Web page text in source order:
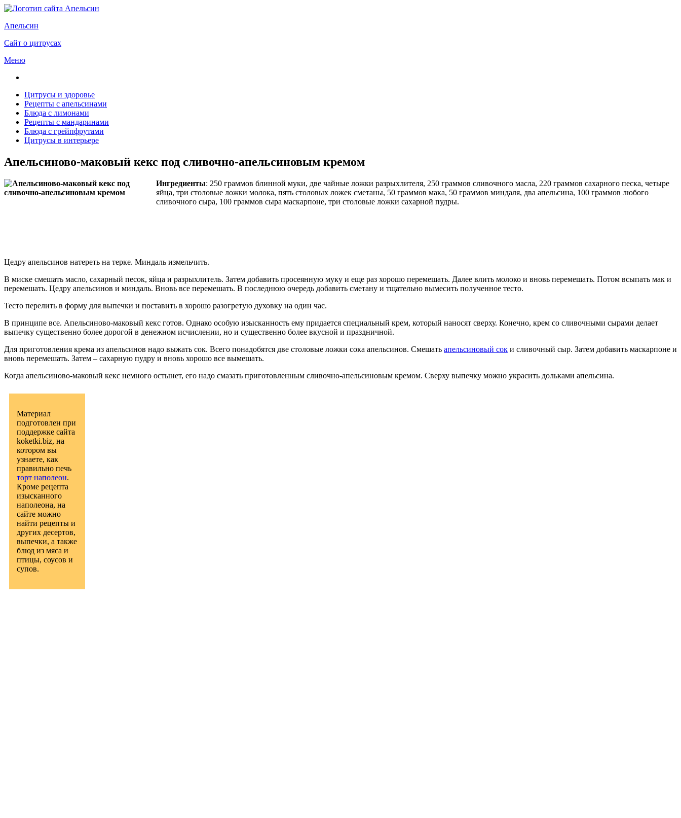
Апельсин
Сайт о цитрусах
Меню
Цитрусы и здоровье
Рецепты с апельсинами
Блюда с лимонами
Рецепты с мандаринами
Блюда с грейпфрутами
Цитрусы в интерьере
Апельсиново-маковый кекс под сливочно-апельсиновым кремом
Ингредиенты: 250 граммов блинной муки, две чайные ложки разрыхлителя, 250 граммов сливочного масла, 220 граммов сахарного песка, четыре
яйца, три столовые ложки молока, пять столовых ложек сметаны, 50 граммов мака, 50 граммов миндаля, два апельсина, 100 граммов любого
сливочного сыра, 100 граммов сыра маскарпоне, три столовые ложки сахарной пудры.
Цедру апельсинов натереть на терке. Миндаль измельчить.
В миске смешать масло, сахарный песок, яйца и разрыхлитель. Затем добавить просеянную муку и еще раз хорошо перемешать. Далее влить молоко и вновь перемешать. Потом всыпать мак и
перемешать. Цедру апельсинов и миндаль. Вновь все перемешать. В последнюю очередь добавить сметану и тщательно вымесить полученное тесто.
Тесто перелить в форму для выпечки и поставить в хорошо разогретую духовку на один час.
В принципе все. Апельсиново-маковый кекс готов. Однако особую изысканность ему придается специальный крем, который наносят сверху. Конечно, крем со сливочными сырами делает
выпечку существенно более дорогой в денежном исчислении, но и существенно более вкусной и праздничной.
Для приготовления крема из апельсинов надо выжать сок. Всего понадобятся две столовые ложки сока апельсинов. Смешать апельсиновый сок и сливочный сыр. Затем добавить маскарпоне и
вновь перемешать. Затем – сахарную пудру и вновь хорошо все вымешать.
Когда апельсиново-маковый кекс немного остынет, его надо смазать приготовленным сливочно-апельсиновым кремом. Сверху выпечку можно украсить дольками апельсина.
Материал
подготовлен при
поддержке сайта
koketki.biz, на
котором вы
узнаете, как
правильно печь
торт наполеон.
Кроме рецепта
изысканного
наполеона, на
сайте можно
найти рецепты и
других десертов,
выпечки, а также
блюд из мяса и
птицы, соусов и
супов.